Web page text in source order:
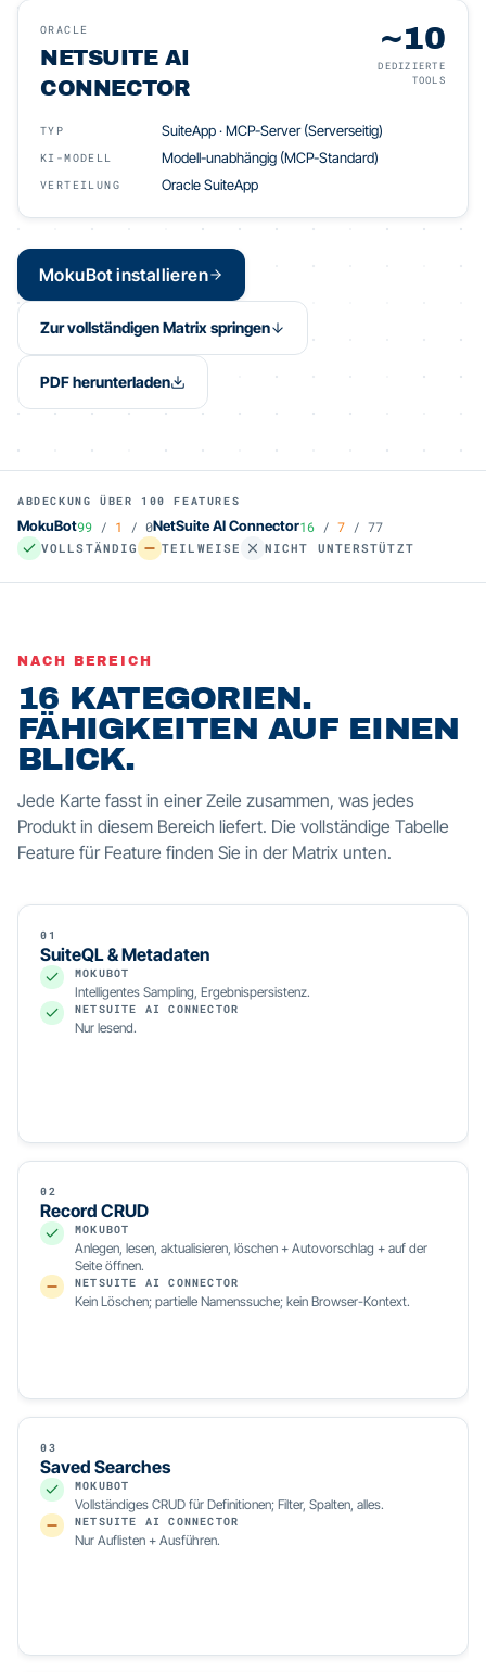
ORACLE
NETSUITE AI
CONNECTOR
~10
DEDIZIERTE
TOOLS
TYP SuiteApp · MCP-Server (Serverseitig)
KI-MODELL Modell-unabhängig (MCP-Standard)
VERTEILUNG Oracle SuiteApp
MokuBot installieren
Zur vollständigen Matrix springen
PDF herunterladen
ABDECKUNG ÜBER 100 FEATURES
MokuBot99 / 1 / 0NetSuite AI Connector16 / 7 / 77
VOLLSTÄNDIG TEILWEISE NICHT UNTERSTÜTZT
NACH BEREICH
16 KATEGORIEN.
FÄHIGKEITEN AUF EINEN
BLICK.
Jede Karte fasst in einer Zeile zusammen, was jedes
Produkt in diesem Bereich liefert. Die vollständige Tabelle
Feature für Feature finden Sie in der Matrix unten.
01
SuiteQL & Metadaten
MOKUBOT
Intelligentes Sampling, Ergebnispersistenz.
NETSUITE AI CONNECTOR
Nur lesend.
02
Record CRUD
MOKUBOT
Anlegen, lesen, aktualisieren, löschen + Autovorschlag + auf der
Seite öffnen.
NETSUITE AI CONNECTOR
Kein Löschen; partielle Namenssuche; kein Browser-Kontext.
03
Saved Searches
MOKUBOT
Vollständiges CRUD für Definitionen; Filter, Spalten, alles.
NETSUITE AI CONNECTOR
Nur Auflisten + Ausführen.